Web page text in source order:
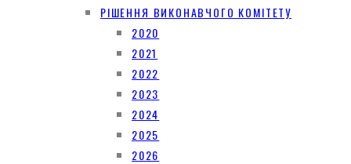
РІШЕННЯ ВИКОНАВЧОГО КОМІТЕТУ
2020
2021
2022
2023
2024
2025
2026